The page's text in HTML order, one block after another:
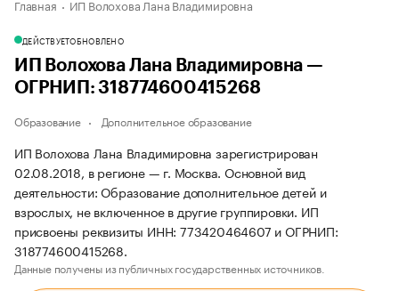
Главная ИП Волохова Лана Владимировна
ДЕЙСТВУЕТОБНОВЛЕНО
ИП Волохова Лана Владимировна —
ОГРНИП: 318774600415268
Образование Дополнительное образование
ИП Волохова Лана Владимировна зарегистрирован
02.08.2018, в регионе — г. Москва. Основной вид
деятельности: Образование дополнительное детей и
взрослых, не включенное в другие группировки. ИП
присвоены реквизиты ИНН: 773420464607 и ОГРНИП:
318774600415268.
Данные получены из публичных государственных источников.